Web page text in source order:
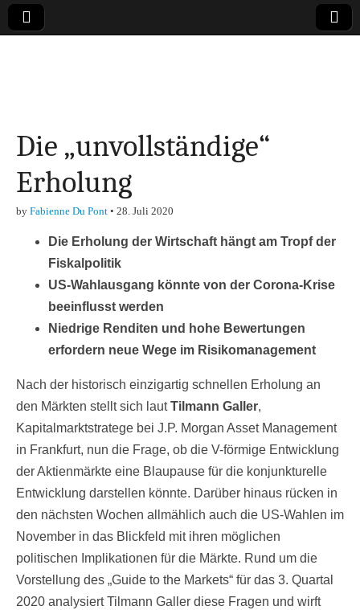
Finanzen,
Marketing-, Vertrieb-
& Investment-Tipps
Die „unvollständige“
Erholung
by Fabienne Du Pont • 28. Juli 2020
Die Erholung der Wirtschaft hängt am Tropf der
Fiskalpolitik
US-Wahlausgang könnte von der Corona-Krise
beeinflusst werden
Niedrige Renditen und hohe Bewertungen
erfordern neue Wege im Risikomanagement
Nach der historisch einzigartig schnellen Erholung an
den Märkten stellt sich lautTilmann Galler,
Kapitalmarktstratege bei J.P. Morgan Asset Management
in Frankfurt, nun die Frage, ob die V-förmige Entwicklung
der Aktienmärkte eine Blaupause für die konjunkturelle
Entwicklung darstellen könnte. Darüber hinaus rücken in
den nächsten Wochen allmählich auch die US-Wahlen im
November in das Blickfeld mit ihren möglichen
politischen Implikationen für die Märkte. Rund um die
Vorstellung des „Guide to the Markets“ für das 3. Quartal
2020 analysiert Tilmann Galler diese Fragen und wirft